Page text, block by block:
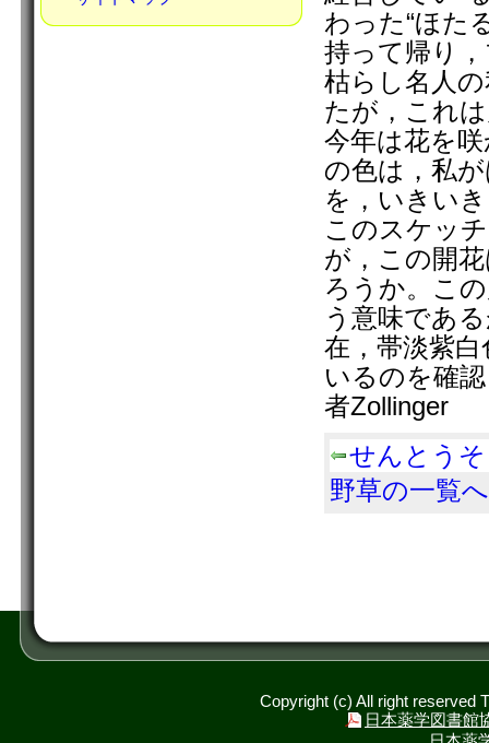
わった“ほた
持って帰り
枯らし名人
たが，これ
今年は花を
の色は，私
を，いきい
このスケッ
が，この開
ろうか。こ
う意味であ
在，帯淡紫
いるのを確
者Zollinger
せんとう
野草の一覧へ
Copyright (c) All right reserved
日本薬学図書館